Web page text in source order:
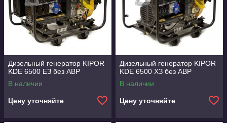
Дизельный генератор KIPOR
KDE 6500 EЗ без АВР
В наличии
Цену уточняйте
Дизельный генератор KIPOR
KDE 6500 XЗ без АВР
В наличии
Цену уточняйте